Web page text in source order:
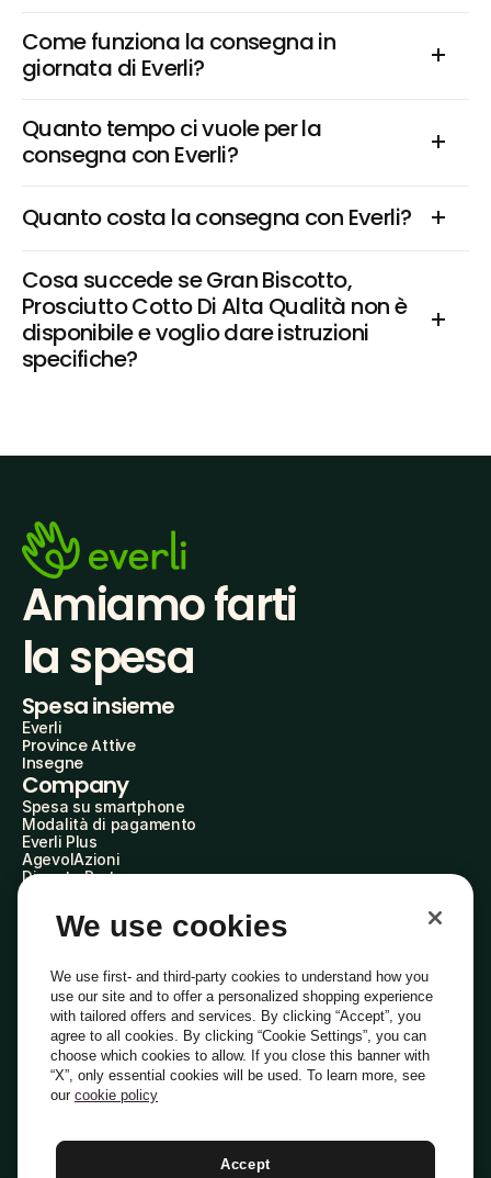
Come funziona la consegna in
giornata di Everli?
Quanto tempo ci vuole per la
consegna con Everli?
Quanto costa la consegna con Everli?
Cosa succede se Gran Biscotto,
Prosciutto Cotto Di Alta Qualità non è
disponibile e voglio dare istruzioni
specifiche?
Amiamo farti
la spesa
Spesa insieme
Everli
Province Attive
Insegne
Company
Spesa su smartphone
Modalità di pagamento
Everli Plus
AgevolAzioni
Diventa Partner
Everli Shoppers
About Us
Everli News
Domande frequenti
Lavora con noi
Diventa Shopper
Investitori
PrivacyCookiePreferenze Cookie
Termini e CondizioniCodice Etico
Indirizzo PEC: everli@pec.it - indirizzo DPO: dpo@everli.com
Italiano
We use cookies
We use first- and third-party cookies to understand how you
use our site and to offer a personalized shopping experience
with tailored offers and services. By clicking “Accept”, you
agree to all cookies. By clicking “Cookie Settings”, you can
choose which cookies to allow. If you close this banner with
“X”, only essential cookies will be used. To learn more, see
our cookie policy
Accept